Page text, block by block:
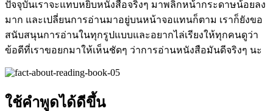
ปัจจุบันเราจะแทบหยิบหนังสือจริงๆ มาพลิกหน้ากระดาษน้อยลง
มาก และเปลี่ยนการอ่านมาอยู่บนหน้าจอแทนก็ตาม เราก็ยังขอ
สนับสนุนการอ่านในทุกรูปแบบและอยากไล่เรียงให้ทุกคนดูว่า
ข้อดีที่เราขอยกมาให้เห็นชัดๆ ว่าการอ่านหนังสือมันดีจริงๆ นะ
ใช้คำพูดได้ดีขึ้น